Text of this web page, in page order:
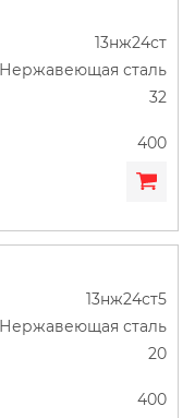
13нж24ст
Нержавеющая сталь
32
400
13нж24ст5
Нержавеющая сталь
20
400